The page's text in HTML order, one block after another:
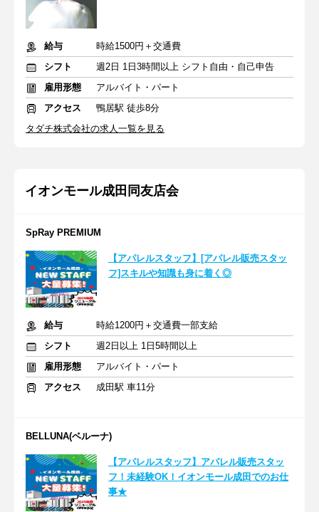
給与
時給1500円＋交通費
シフト
週2日 1日3時間以上 シフト自由・自己申告
雇用形態
アルバイト・パート
アクセス
鴨居駅 徒歩8分
タダチ株式会社の求人一覧を見る
イオンモール成田同友店会
SpRay PREMIUM
【アパレルスタッフ】[アパレル販売スタッ
フ]スキルや知識も身に着く◎
給与
時給1200円＋交通費一部支給
シフト
週2日以上 1日5時間以上
雇用形態
アルバイト・パート
アクセス
成田駅 車11分
BELLUNA(ベルーナ)
【アパレルスタッフ】アパレル販売スタッ
フ！未経験OK！イオンモール成田でのお仕
事★